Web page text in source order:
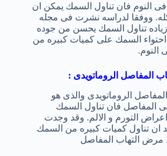
النوم فان تناول السمك يمكن ان
ووفقا لدراسه نشرت فى مجله
تناول السمك يحسن من جوده
احتواء السمك على كميات كبيره من
النوم.
الروماتويدى والذى هو
المفاصل فان تناول السمك
التورم و الالم. وقد وجدت
ان تناول كميات كبيره من السمك
التهاب المفاصل